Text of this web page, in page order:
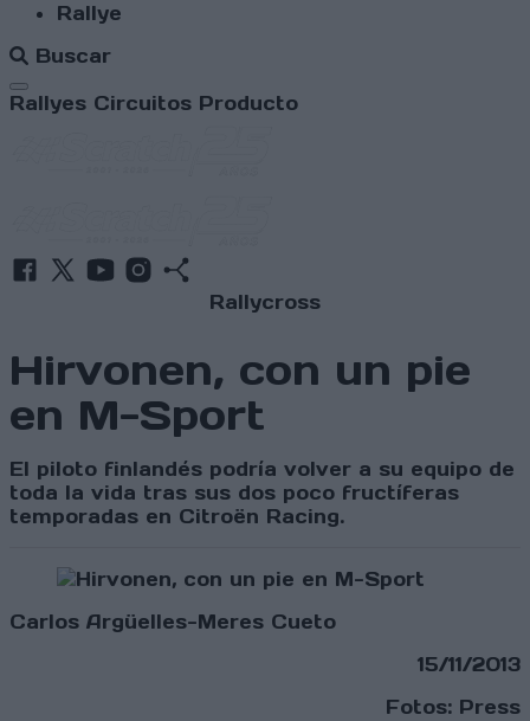
Rallye
Buscar
Abrir menú
Rallyes Circuitos Producto
Rallycross
Hirvonen, con un pie
en M-Sport
El piloto finlandés podría volver a su equipo de
toda la vida tras sus dos poco fructíferas
temporadas en Citroën Racing.
Carlos Argüelles-Meres Cueto
15/11/2013
Fotos: Press